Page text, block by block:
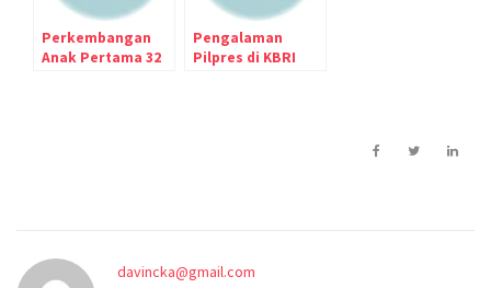
Perkembangan
Anak Pertama 32
Pengalaman
Pilpres di KBRI
davincka@gmail.com